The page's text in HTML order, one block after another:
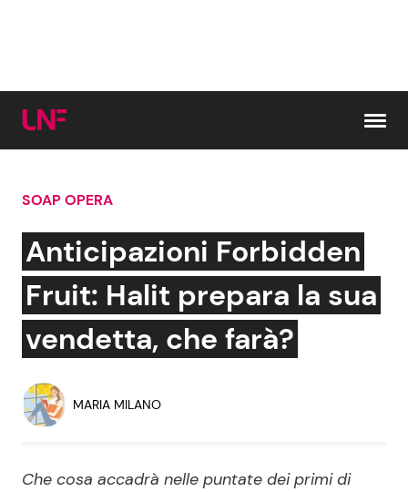
Cerca:
News e Cronaca
Attualità Italiana
Economia
Persone Scomparse
Gossip e TV
Bellezze VIP
Programmi TV
SOAP OPERA
Anticipazioni Forbidden
Fruit: Halit prepara la sua
vendetta, che farà?
MARIA MILANO
Che cosa accadrà nelle puntate dei primi di